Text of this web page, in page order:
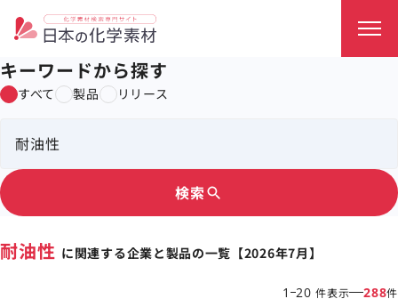
キーワードから探す
すべて 製品 リリース
検索 search
耐油性 に関連する企業と製品の一覧【2026年7月】
1 20 件表示 288件